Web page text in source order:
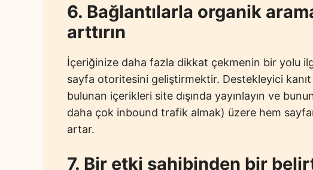
6. Bağlantılarla organik
arttırın
İçeriğinize daha fazla dikkat çekmenin bir yolu
sayfa otoritesini geliştirmektir. Destekleyici
bulunan içerikleri site dışında yayınlayın ve
daha çok inbound trafik almak) üzere hem
artar.
7. Bir etki sahibinden bir